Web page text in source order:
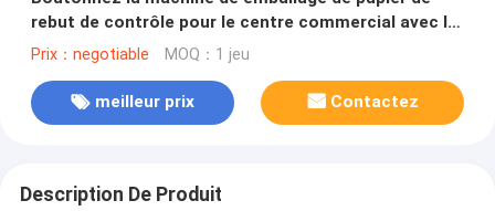
rebut de contrôle pour le centre commercial avec la
prise de deux bornes
Prix：negotiable MOQ：1 jeu
meilleur prix Contactez
Description De Produit